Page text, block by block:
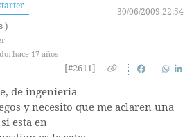
30/06/2009 22:54
hace 17 años
[#2611]
de ingenieria
y necesito que me aclaren una
esta en